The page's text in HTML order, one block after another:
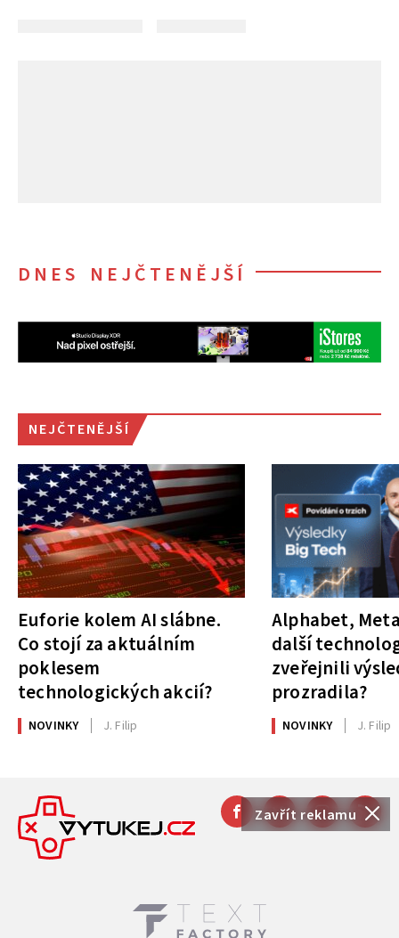
Zavřít reklamu
DNES NEJČTENĚJŠÍ
NEJČTENĚJŠÍ
Euforie kolem AI slábne.
Co stojí za aktuálním
poklesem
technologických akcií?
NOVINKY J. Filip
Alphabet,
další
zveřejnili
prozradila?
NOVINKY J. Filip